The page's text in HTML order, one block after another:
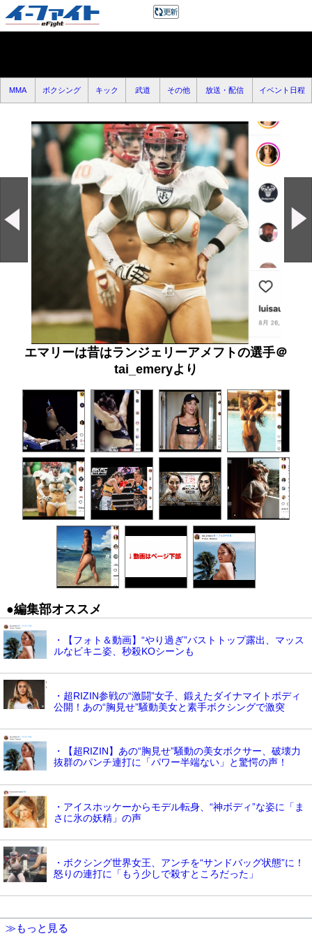
MMA ボクシング キック 武道 その他 放送・配信 イベント日程
エマリーは昔はランジェリーアメフトの選手＠
tai_emeryより
●編集部オススメ
・【フォト＆動画】“やり過ぎ”バストトップ露出、マッス
ルなビキニ姿、秒殺KOシーンも
・超RIZIN参戦の“激闘”女子、鍛えたダイナマイトボディ
公開！あの“胸見せ”騒動美女と素手ボクシングで激突
・【超RIZIN】あの“胸見せ”騒動の美女ボクサー、破壊力
抜群のパンチ連打に「パワー半端ない」と驚愕の声！
・アイスホッケーからモデル転身、“神ボディ”な姿に「ま
さに氷の妖精」の声
・ボクシング世界女王、アンチを“サンドバッグ状態”に！
怒りの連打に「もう少しで殺すところだった」
≫もっと見る